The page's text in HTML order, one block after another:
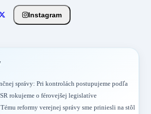
Instagram
správy: Pri kontrolách postupujeme podľa
rokujeme o férovejšej legislatíve
reformy verejnej správy sme priniesli na stôl